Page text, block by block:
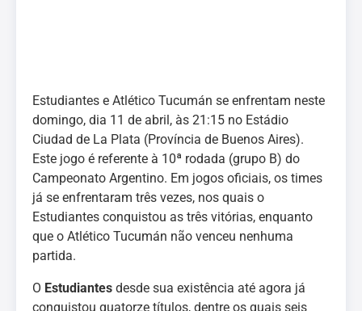
Estudiantes e Atlético Tucumán se enfrentam neste
domingo, dia 11 de abril, às 21:15 no Estádio
Ciudad de La Plata (Província de Buenos Aires).
Este jogo é referente à 10ª rodada (grupo B) do
Campeonato Argentino. Em jogos oficiais, os times
já se enfrentaram três vezes, nos quais o
Estudiantes conquistou as três vitórias, enquanto
que o Atlético Tucumán não venceu nenhuma
partida.
O Estudiantes desde sua existência até agora já
conquistou quatorze títulos, dentre os quais seis